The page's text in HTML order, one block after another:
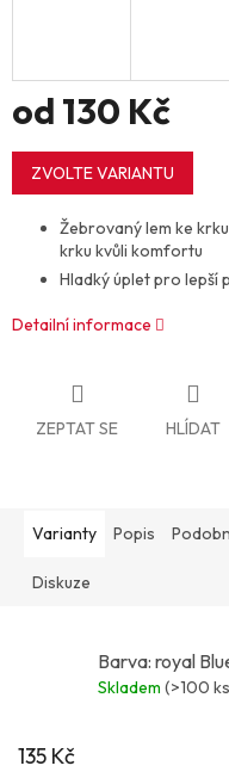
od 130 Kč
Měrná
cena:
ZVOLTE VARIANTU
Žebrovaný lem ke
krku kvůli komfortu
Hladký úplet pro
Detailní informace
ZEPTAT SE HLÍDAT
Varianty Popis
Diskuze
Barva: royal
Skladem (>100
135 Kč